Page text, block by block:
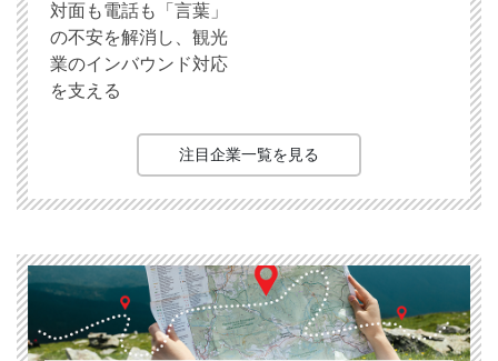
対面も電話も「言葉」
の不安を解消し、観光
業のインバウンド対応
を支える
注目企業一覧を見る